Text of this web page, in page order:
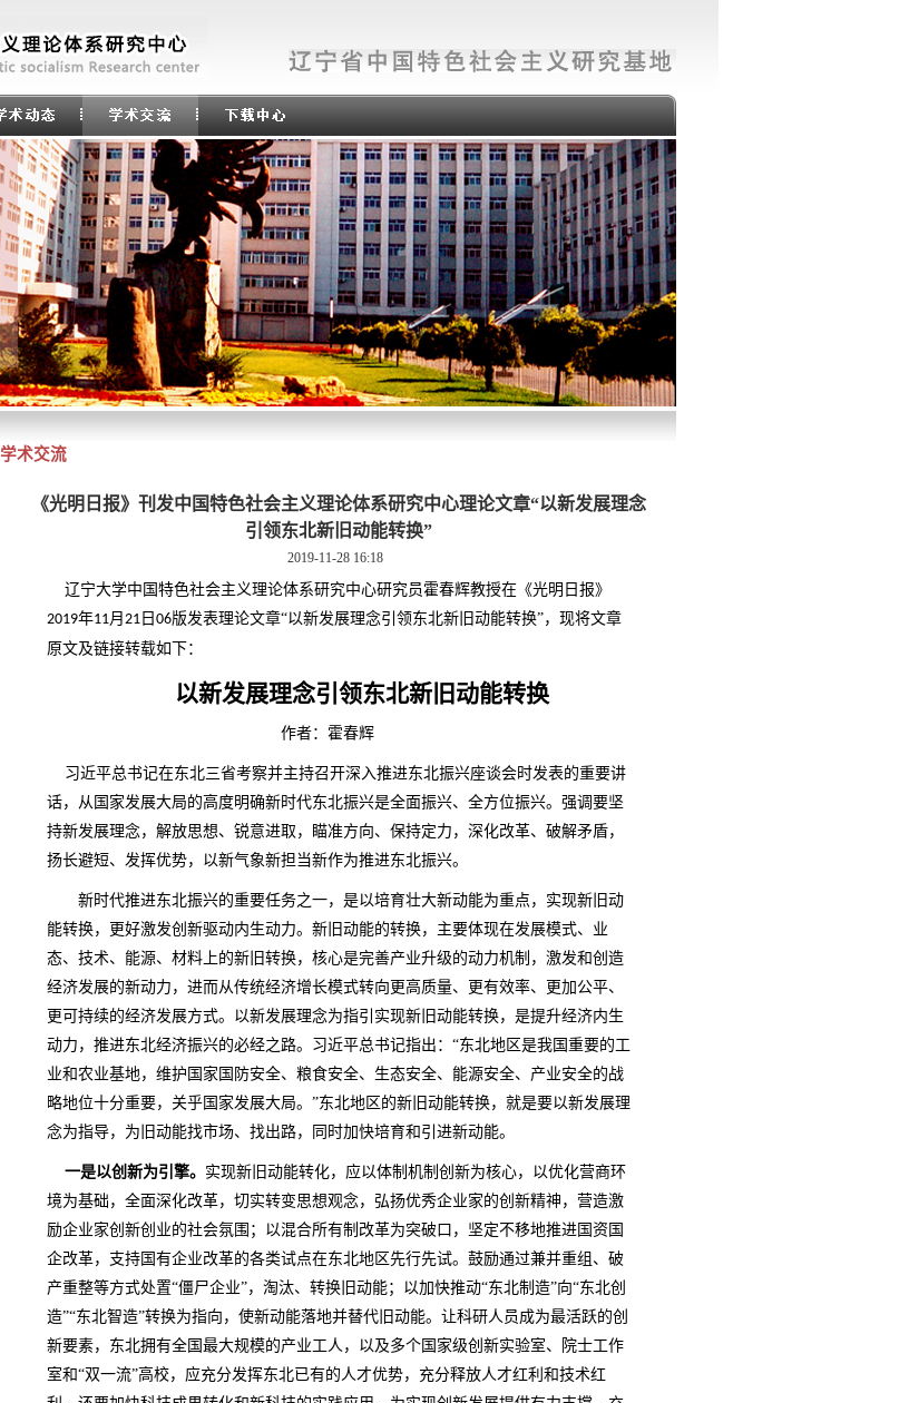
学术交流
《光明日报》刊发中国特色社会主义理论体系研究中心理论文章“以新发展理念
引领东北新旧动能转换”
2019-11-28 16:18
辽宁大学中国特色社会主义理论体系研究中心研究员霍春辉教授在《光明日报》
2019年11月 21日 06版发表理论文章“以新发展理念引领东北新旧动能转换”， 现将文章
原文及链接转载如 下：
以新发展理念引领东北新旧动能转换
作者：霍春辉
习近平总书记在东北三省考察并主持召开深入推进东北振兴座谈会时发表的重要讲
话，从国家发展大局的高度明确新时代东北振兴是全面振兴、全方位振兴。强调要坚
持新发展理念，解放思想、锐意进取，瞄准方向、保持定力，深化改革、破解矛盾，
扬长避短、发挥优势，以新气象新担当新作为推进东北振兴。
新时代推进东北振兴的重要任务之一，是以培育壮大新动能为重点，实现新旧动
能转换，更好激发创新驱动内生动力。新旧动能的转换，主要体现在发展模式、业
态、技术、能源、材料上的新旧转换，核心是完善产业升级的动力机制，激发和创造
经济发展的新动力，进而从传统经济增长模式转向更高质量、更有效率、更加公平、
更可持续的经济发展方式。以新发展理念为指引实现新旧动能转换，是提升经济内生
动力，推进东北经济振兴的必经之路。习近平总书记指出：“东北地区是我国重要的工
业和农业基地，维护国家国防安全、粮食安全、生态安全、能源安全、产业安全的战
略地位十分重要，关乎国家发展大局。”东北地区的新旧动能转换，就是要以新发展理
念为指导，为旧动能找市场、找出路，同时加快培育和引进新动能。
一是以创新为引擎。 实现新旧动能转化，应以体制机制创新为核心，以优化营商环
境为基础，全面深化改革，切实转变思想观念，弘扬优秀企业家的创新精神，营造激
励企业家创新创业的社会氛围；以混合所有制改革为突破口，坚定不移地推进国资国
企改革，支持国有企业改革的各类试点在东北地区先行先试。鼓励通过兼并重组、破
产重整等方式处置“僵尸企业”，淘汰、转换旧动能；以加快推动“东北制造”向“东北创
造”“东北智造”转换为指向，使新动能落地并替代旧动能。让科研人员成为最活跃的创
新要素，东北拥有全国最大规模的产业工人，以及多个国家级创新实验室、院士工作
室和“双一流”高校，应充分发挥东北已有的人才优势，充分释放人才红利和技术红